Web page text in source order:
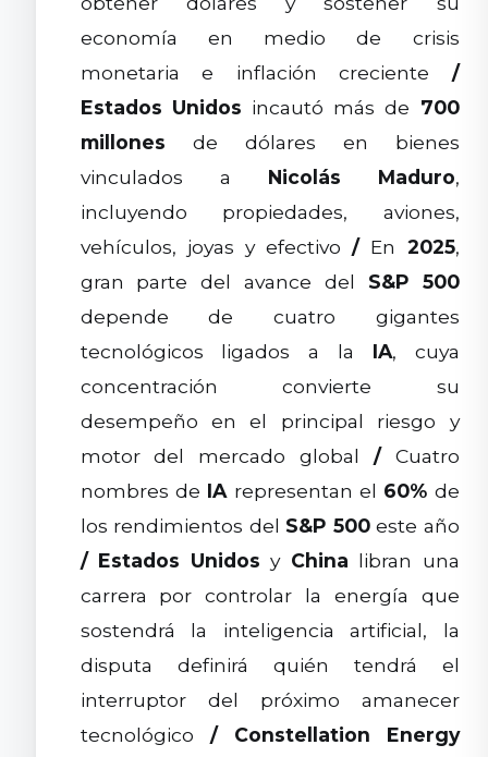
economía en medio de crisis
monetaria e inflación creciente /
Estados Unidos incautó más de 700
millones de dólares en bienes
vinculados a Nicolás Maduro,
incluyendo propiedades, aviones,
vehículos, joyas y efectivo/En 2025,
gran parte del avance del S&P 500
depende de cuatro gigantes
tecnológicos ligados a la IA, cuya
concentración convierte su
desempeño en el principal riesgo y
motor del mercado global /Cuatro
nombres de IArepresentan el 60% de
los rendimientos del S&P 500este año
/ Estados Unidos y China libran una
carrera por controlar la energía que
sostendrá la inteligencia artificial, la
disputa definirá quién tendrá el
interruptor del próximo amanecer
tecnológico /
Constellation Energy